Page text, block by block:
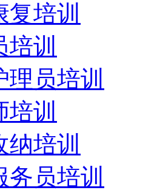
复培训
训
理员培训
训
纳培训
务员培训